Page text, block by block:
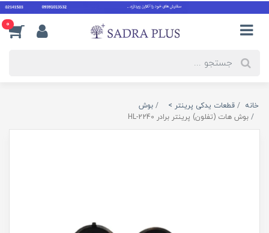
0
خانه قطعات یدکی پرینتر >
بوش
بوش هات (تفلون) پرینتر برادر HL-2240